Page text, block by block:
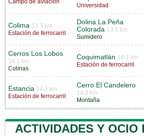
Campo de aviación
Universidad
Colima 13.3 km
Estación de ferrocarril
Dolina La Peña
Colorada 13.5 km
Sumidero
Cerros Los Lobos
14.1 km
Colinas
Coquimatlán 14.1 km
Estación de ferrocarril
Estancia 14.3 km
Estación de ferrocarril
Cerro El Candelero
14.3 km
Montaña
ACTIVIDADES Y OCIO